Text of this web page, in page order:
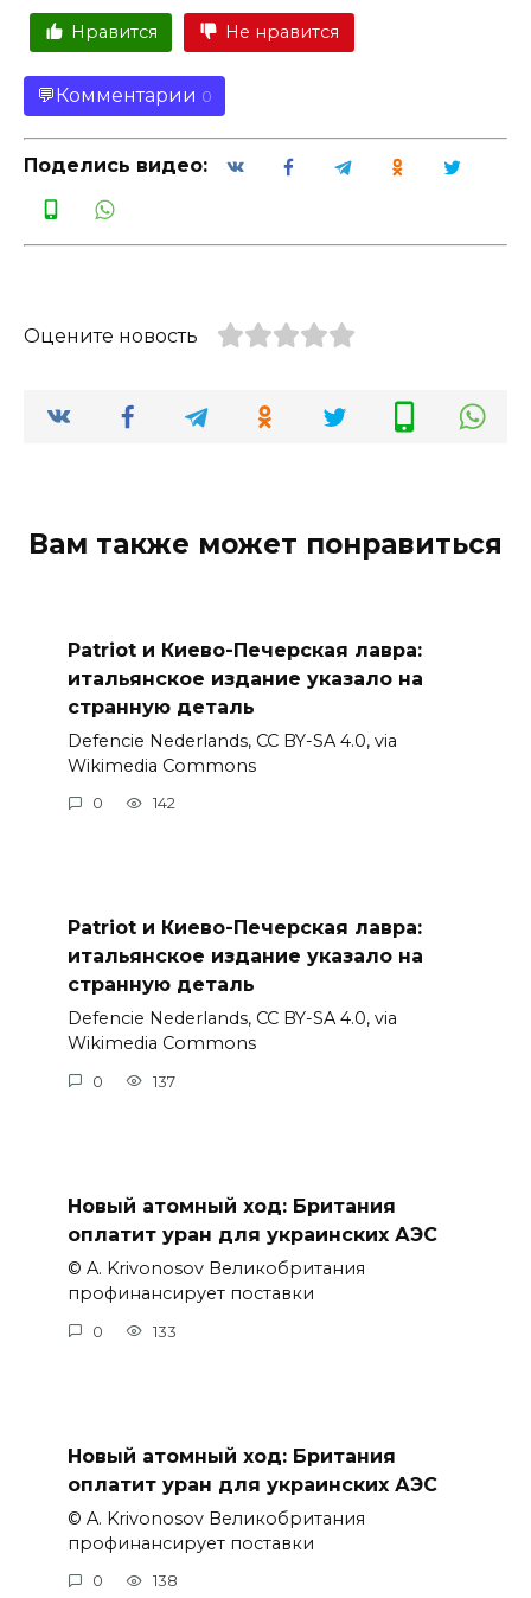
Нравится Не нравится
Комментарии 0
Поделись видео:
Оцените новость
Вам также может понравиться
Patriot и Киево-Печерская лавра:
итальянское издание указало на
странную деталь
Defencie Nederlands, CC BY-SA 4.0, via
Wikimedia Commons
0 142
Patriot и Киево-Печерская лавра:
итальянское издание указало на
странную деталь
Defencie Nederlands, CC BY-SA 4.0, via
Wikimedia Commons
0 137
Новый атомный ход: Британия
оплатит уран для украинских АЭС
© A. Krivonosov Великобритания
профинансирует поставки
0 133
Новый атомный ход: Британия
оплатит уран для украинских АЭС
© A. Krivonosov Великобритания
профинансирует поставки
0 138